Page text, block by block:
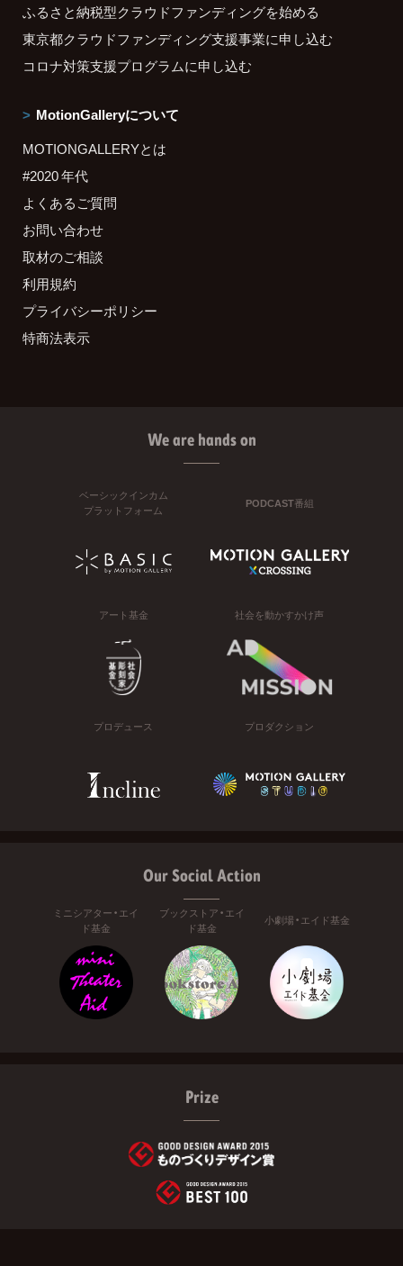
ふるさと納税型クラウドファンディングを始める
東京都クラウドファンディング支援事業に申し込む
コロナ対策支援プログラムに申し込む
MotionGalleryについて
MOTIONGALLERYとは
#2020 年代
よくあるご質問
お問い合わせ
取材のご相談
利用規約
プライバシーポリシー
特商法表示
We are hands on
ベーシックインカム
プラットフォーム
PODCAST番組
アート基金 社会を動かすかけ声
プロデュース プロダクション
Our Social Action
ミニシアター・エイ
ド基金
ブックストア・エイ
ド基金
小劇場・エイド基金
Prize